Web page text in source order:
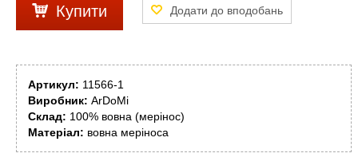
Купити
Артикул: 11566-1
Виробник: ArDoMi
Склад: 100% вовна (мерінос)
Матеріал: вовна меріноса